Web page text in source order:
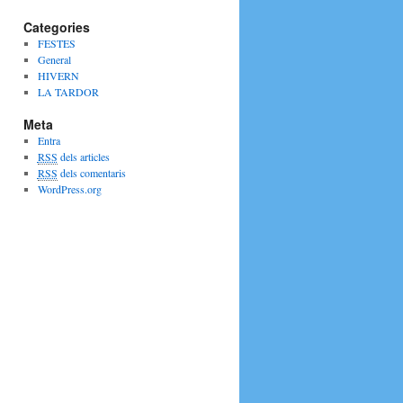
Categories
FESTES
General
HIVERN
LA TARDOR
Meta
Entra
RSS dels articles
RSS dels comentaris
WordPress.org